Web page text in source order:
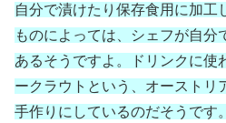
自分で漬けたり保存食用に加工
ものによっては、シェフが自分
あるそうですよ。ドリンクに使
ークラウトという、オーストリ
手作りにしているのだそうです